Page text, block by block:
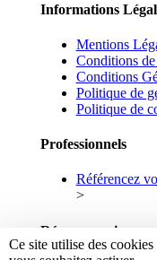
Informations
Mentions
Conditions
Conditions
Politique de
Politique de
Professionnels
Référencez
>
Réseaux sociaux
Ce site utilise des